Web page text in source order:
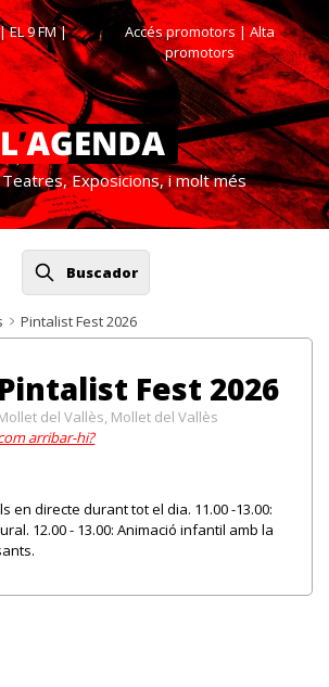
EL 9 FM| Accés promotors| Alta
promotors
Exposicions, i molt més
Buscador
Pintalist Fest 2026
Pintalist Fest 2026
del Vallès, Mollet del Vallès
arribar-hi?
en directe durant tot el dia. 11.00 -13.00:
12.00 - 13.00: Animació infantil amb la